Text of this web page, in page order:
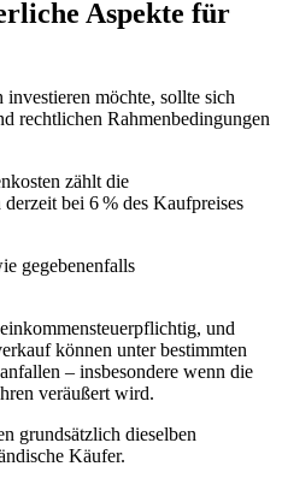
Aspekte für
möchte, sollte sich
rechtlichen Rahmenbedingungen
zählt die
bei 6 % des Kaufpreises
gegebenenfalls
und
können unter bestimmten
– insbesondere wenn die
veräußert wird.
grundsätzlich dieselben
Käufer.